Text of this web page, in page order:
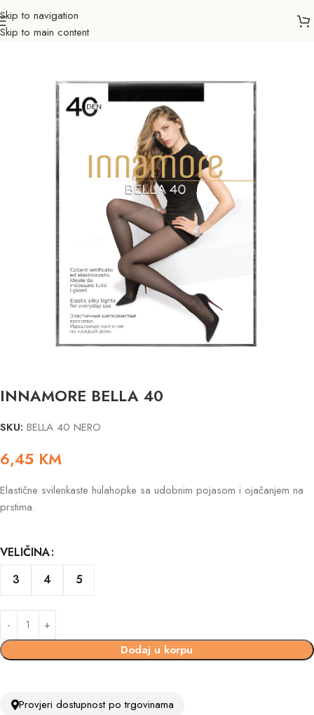
Skip to navigation
Skip to main content
Početna Ljepota & zdravlje
INNAMORE BELLA 40
SKU: BELLA 40 NERO
6,45 KM
Elastične svilenkaste hulahopke sa udobnim pojasom i ojačanjem na
prstima.
VELIČINA
3
4 5
Dodaj u korpu
Provjeri dostupnost po trgovinama